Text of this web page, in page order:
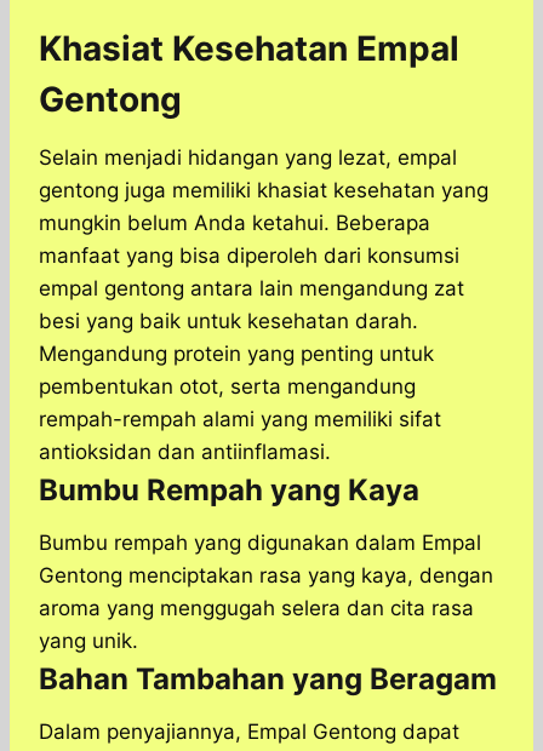
Khasiat Kesehatan Empal
Gentong
Selain menjadi hidangan yang lezat, empal
gentong juga memiliki khasiat kesehatan yang
mungkin belum Anda ketahui. Beberapa
manfaat yang bisa diperoleh dari konsumsi
empal gentong antara lain mengandung zat
besi yang baik untuk kesehatan darah.
Mengandung protein yang penting untuk
pembentukan otot, serta mengandung
rempah-rempah alami yang memiliki sifat
antioksidan dan antiinflamasi.
Bumbu Rempah yang Kaya
Bumbu rempah yang digunakan dalam Empal
Gentong menciptakan rasa yang kaya, dengan
aroma yang menggugah selera dan cita rasa
yang unik.
Bahan Tambahan yang Beragam
Dalam penyajiannya, Empal Gentong dapat